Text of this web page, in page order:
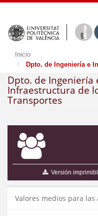
Inicio
Dpto. de Ingeniería e
Dpto. de Ingeniería
Infraestructura de
Transportes
Versión
Valores medios para las